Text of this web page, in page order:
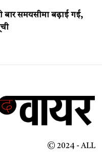
बार समयसीमा बढ़ाई गई,
© 2024 - ALL